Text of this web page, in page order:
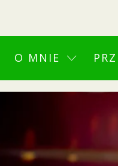
O MNIE